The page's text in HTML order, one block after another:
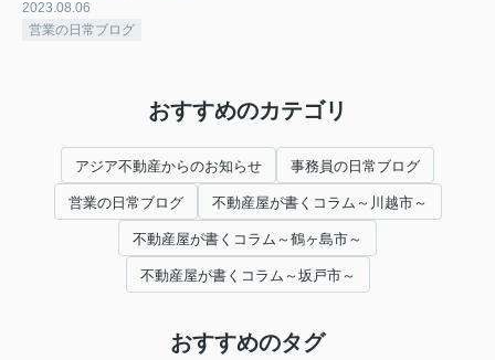
2023.08.06
営業の日常ブログ
おすすめのカテゴリ
アジア不動産からのお知らせ 事務員の日常ブログ
営業の日常ブログ 不動産屋が書くコラム～川越市～
不動産屋が書くコラム～鶴ヶ島市～
不動産屋が書くコラム～坂戸市～
おすすめのタグ